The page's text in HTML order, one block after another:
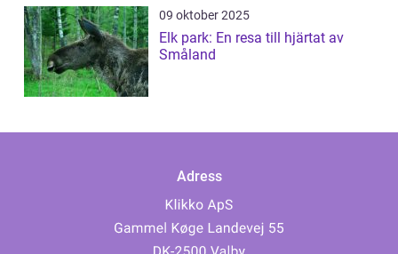
09 oktober 2025
Elk park: En resa till hjärtat av
Småland
Adress